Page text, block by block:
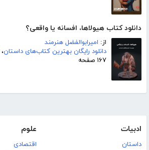
دانلود کتاب هیولاها، افسانه یا واقعی؟
از: امیرابوالفضل هنرمند
دانلود رایگان بهترین کتاب‌های داستان،
۱۶۷ صفحه
ادبیات
داستان
علوم
اقتصادی